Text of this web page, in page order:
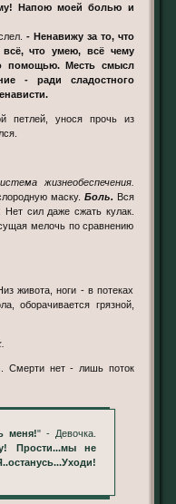
Напою моей болью и
- Ненавижу за то, что
что умею, всё чему
помощью. Месть смысл
- ради сладостного
жизнеобеспечения.
маску. Боль. Вся
. Нет сил даже сжать кулак.
мелочь по сравнению
оборачивается грязной,
меня!" - Девочка.
Прости...мы не